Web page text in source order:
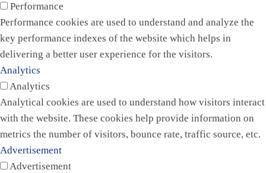
Performance
Performance cookies are used to understand and analyze the
key performance indexes of the website which helps in
delivering a better user experience for the visitors.
Analytics
Analytics
Analytical cookies are used to understand how visitors interact
with the website. These cookies help provide information on
metrics the number of visitors, bounce rate, traffic source, etc.
Advertisement
Advertisement